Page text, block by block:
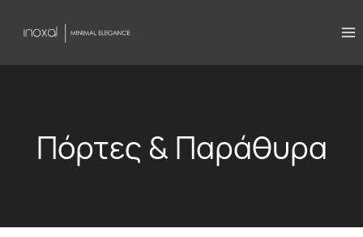
Πόρτες & Παράθυρα